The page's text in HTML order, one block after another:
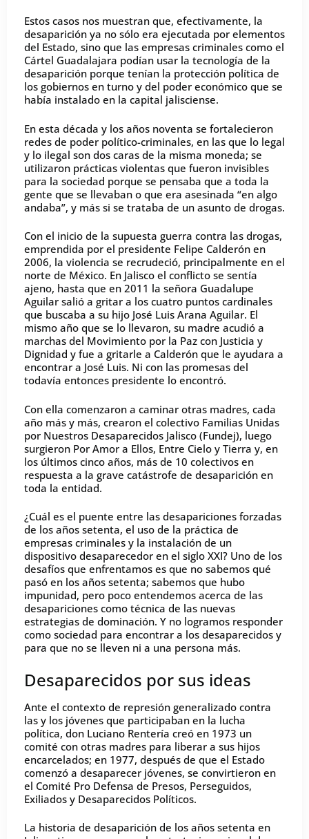
Estos casos nos muestran que, efectivamente, la
desaparición ya no sólo era ejecutada por elementos
del Estado, sino que las empresas criminales como el
Cártel Guadalajara podían usar la tecnología de la
desaparición porque tenían la protección política de
los gobiernos en turno y del poder económico que se
había instalado en la capital jalisciense.
En esta década y los años noventa se fortalecieron
redes de poder político-criminales, en las que lo legal
y lo ilegal son dos caras de la misma moneda; se
utilizaron prácticas violentas que fueron invisibles
para la sociedad porque se pensaba que a toda la
gente que se llevaban o que era asesinada “en algo
andaba”, y más si se trataba de un asunto de drogas.
Con el inicio de la supuesta guerra contra las drogas,
emprendida por el presidente Felipe Calderón en
2006, la violencia se recrudeció, principalmente en el
norte de México. En Jalisco el conflicto se sentía
ajeno, hasta que en 2011 la señora Guadalupe
Aguilar salió a gritar a los cuatro puntos cardinales
que buscaba a su hijo José Luis Arana Aguilar. El
mismo año que se lo llevaron, su madre acudió a
marchas del Movimiento por la Paz con Justicia y
Dignidad y fue a gritarle a Calderón que le ayudara a
encontrar a José Luis. Ni con las promesas del
todavía entonces presidente lo encontró.
Con ella comenzaron a caminar otras madres, cada
año más y más, crearon el colectivo Familias Unidas
por Nuestros Desaparecidos Jalisco (Fundej), luego
surgieron Por Amor a Ellos, Entre Cielo y Tierra y, en
los últimos cinco años, más de 10 colectivos en
respuesta a la grave catástrofe de desaparición en
toda la entidad.
¿Cuál es el puente entre las desapariciones forzadas
de los años setenta, el uso de la práctica de
empresas criminales y la instalación de un
dispositivo desaparecedor en el siglo XXI? Uno de los
desafíos que enfrentamos es que no sabemos qué
pasó en los años setenta; sabemos que hubo
impunidad, pero poco entendemos acerca de las
desapariciones como técnica de las nuevas
estrategias de dominación. Y no logramos responder
como sociedad para encontrar a los desaparecidos y
para que no se lleven ni a una persona más.
Desaparecidos por sus ideas
Ante el contexto de represión generalizado contra
las y los jóvenes que participaban en la lucha
política, don Luciano Rentería creó en 1973 un
comité con otras madres para liberar a sus hijos
encarcelados; en 1977, después de que el Estado
comenzó a desaparecer jóvenes, se convirtieron en
el Comité Pro Defensa de Presos, Perseguidos,
Exiliados y Desaparecidos Políticos.
La historia de desaparición de los años setenta en